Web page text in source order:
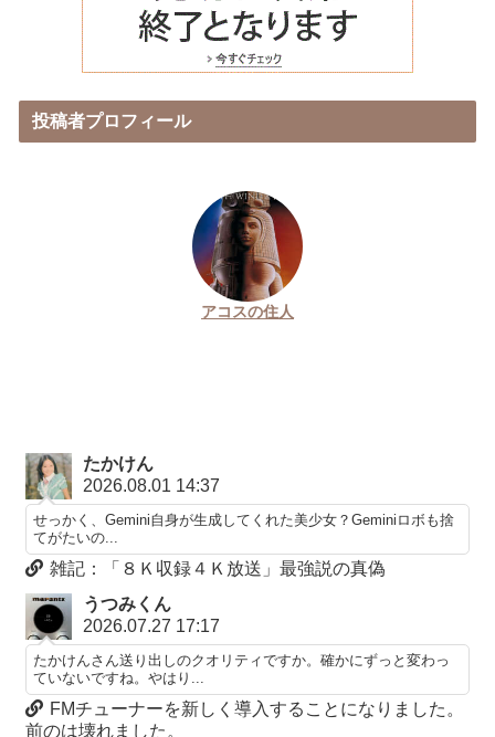
投稿者プロフィール
アコスの住人
たかけん
2026.08.01 14:37
せっかく、Gemini自身が生成してくれた美少女？Geminiロボも捨
てがたいの...
雑記：「８Ｋ収録４Ｋ放送」最強説の真偽
うつみくん
2026.07.27 17:17
たかけんさん送り出しのクオリティですか。確かにずっと変わっ
ていないですね。やはり...
FMチューナーを新しく導入することになりました。
前のは壊れました。